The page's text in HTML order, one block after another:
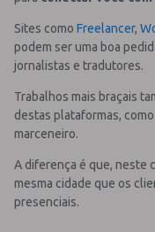
Sites como Freelancer,
podem ser uma boa
jornalistas e tradutores.
Trabalhos mais braçais
destas plataformas,
marceneiro.
A diferença é que, neste
mesma cidade que os
presenciais.